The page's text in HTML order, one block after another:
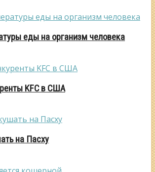
еды на организм человека
KFC в США
на Пасху